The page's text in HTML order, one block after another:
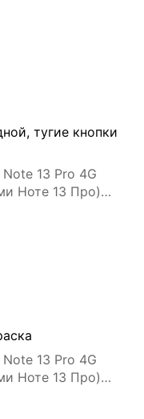
тугие кнопки
13 Pro 4G
Ноте 13 Про)
13 Pro 4G
Ноте 13 Про)